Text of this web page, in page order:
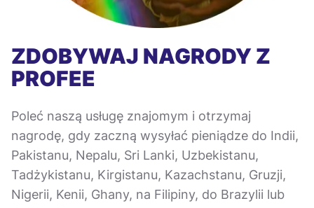
ZDOBYWAJ NAGRODY Z
PROFEE
Poleć naszą usługę znajomym i otrzymaj
nagrodę, gdy zaczną wysyłać pieniądze do Indii,
Pakistanu, Nepalu, Sri Lanki, Uzbekistanu,
Tadżykistanu, Kirgistanu, Kazachstanu, Gruzji,
Nigerii, Kenii, Ghany, na Filipiny, do Brazylii lub